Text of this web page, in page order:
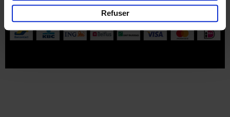
Refuser
Tous les prix s’entendent tva compris.